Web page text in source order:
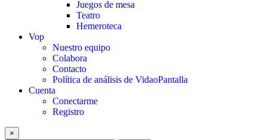
Juegos de mesa
Teatro
Hemeroteca
Vop
Nuestro equipo
Colabora
Contacto
Política de análisis de VidaoPantalla
Cuenta
Conectarme
Registro
×